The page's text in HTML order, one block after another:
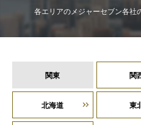
各エリアのメジャーセブン各社
関東 関
北海道 東